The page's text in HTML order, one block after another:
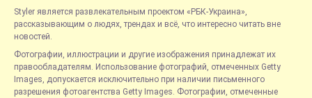
Styler является развлекательным проектом «РБК-Украина»,
рассказывающим о людях, трендах и всё, что интересно читать вне
новостей.
Фотографии, иллюстрации и другие изображения принадлежат их
правообладателям. Использование фотографий, отмеченных Getty
Images, допускается исключительно при наличии письменного
разрешения фотоагентства Getty Images. Фотографии, отмеченные